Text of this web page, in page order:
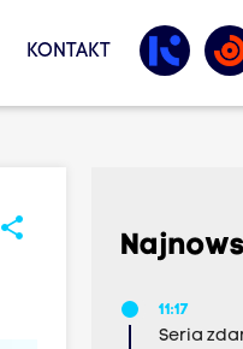
KONTAKT
share
11:17
Seria